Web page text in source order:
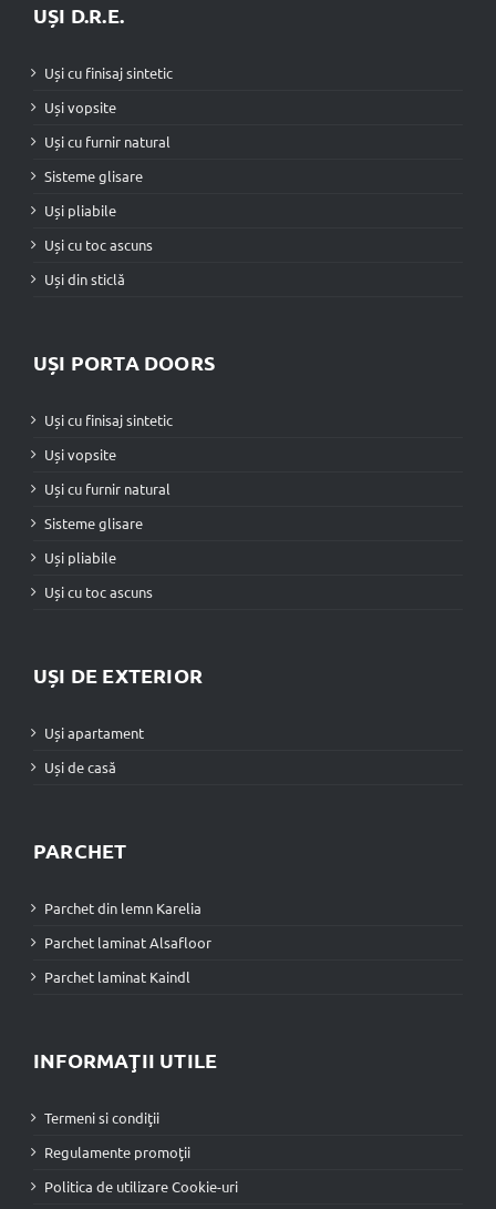
UȘI D.R.E.
Uși cu finisaj sintetic
Uși vopsite
Uși cu furnir natural
Sisteme glisare
Uși pliabile
Uși cu toc ascuns
Uși din sticlă
UȘI PORTA DOORS
Uși cu finisaj sintetic
Uși vopsite
Uși cu furnir natural
Sisteme glisare
Uși pliabile
Uși cu toc ascuns
UȘI DE EXTERIOR
Uși apartament
Uși de casă
PARCHET
Parchet din lemn Karelia
Parchet laminat Alsafloor
Parchet laminat Kaindl
INFORMAŢII UTILE
Termeni si condiţii
Regulamente promoţii
Politica de utilizare Cookie-uri